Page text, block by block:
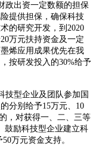
政出资一定数额的担保
提供担保，确保科技
的研究开发，到2020
万元扶持资金及一定
烯应用成果优先在我
按研发投入的30%给予
技型企业及团队参加国
分别给予15万元、10
，对获得一、二、三等
鼓励科技型企业建立科
万元资金支持。